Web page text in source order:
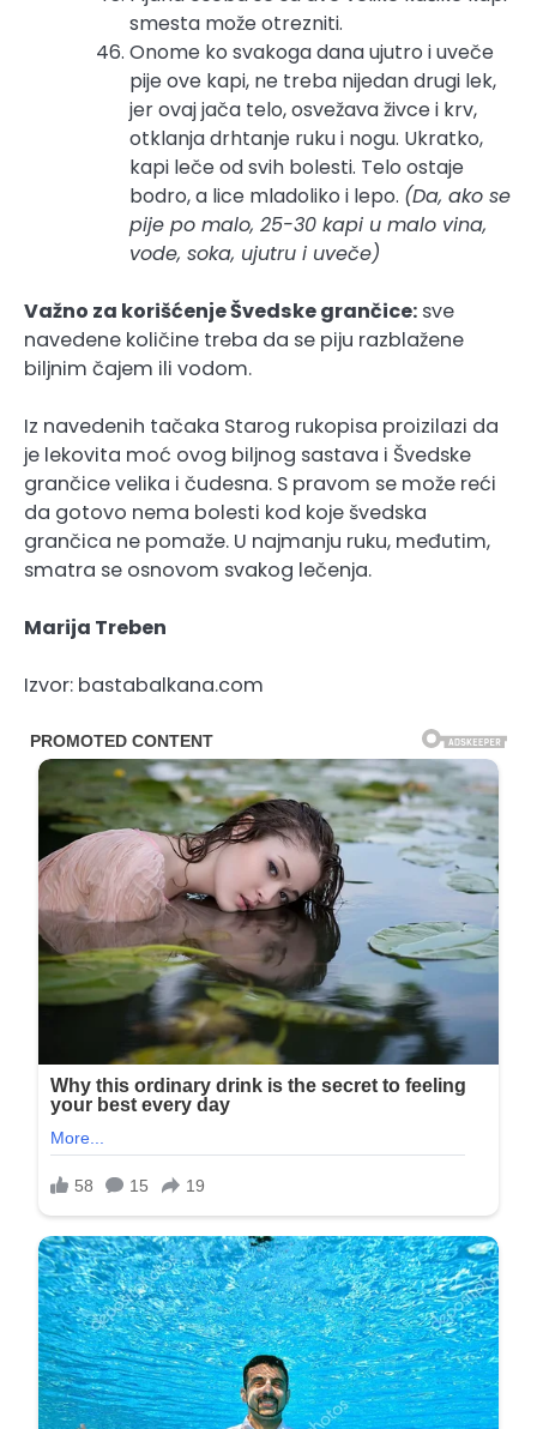
smesta može otrezniti.
Onome ko svakoga dana ujutro i uveče
pije ove kapi, ne treba nijedan drugi lek,
jer ovaj jača telo, osvežava živce i krv,
otklanja drhtanje ruku i nogu. Ukratko,
kapi leče od svih bolesti. Telo ostaje
bodro, a lice mladoliko i lepo. (Da, ako se
pije po malo, 25-30 kapi u malo vina,
vode, soka, ujutru i uveče)
Važno za korišćenje Švedske grančice: sve
navedene količine treba da se piju razblažene
biljnim čajem ili vodom.
Iz navedenih tačaka Starog rukopisa proizilazi da
je lekovita moć ovog biljnog sastava i Švedske
grančice velika i čudesna. S pravom se može reći
da gotovo nema bolesti kod koje švedska
grančica ne pomaže. U najmanju ruku, međutim,
smatra se osnovom svakog lečenja.
Marija Treben
Izvor: bastabalkana.com